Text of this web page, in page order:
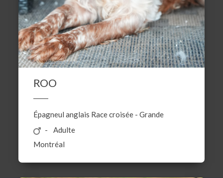
ROO
Épagneul anglais Race croisée -Grande
Adulte
Montréal